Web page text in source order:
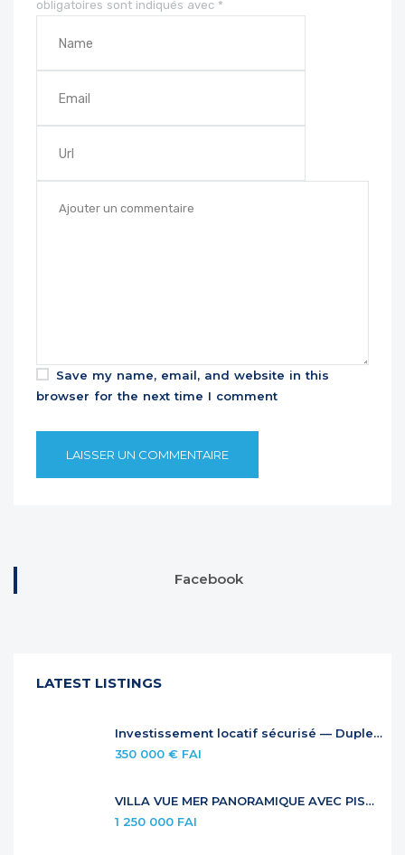
obligatoires sont indiqués avec *
Save my name, email, and website in this
browser for the next time I comment
Facebook
LATEST LISTINGS
Investissement locatif sécurisé — Duplex à Anse Marcel
350 000 € FAI
VILLA VUE MER PANORAMIQUE AVEC PISCINE À DÉBORDEMENT
1 250 000 FAI